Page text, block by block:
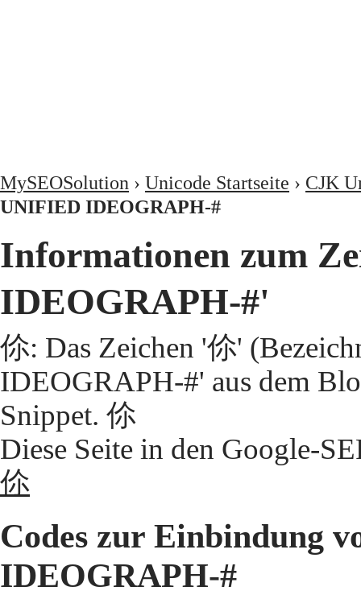
MySEOSolution › Unicode Startseite › CJK
UNIFIED IDEOGRAPH-#
Informationen zum
IDEOGRAPH-#'
伱: Das Zeichen '伱'
IDEOGRAPH-#' aus dem
Snippet. 伱
Diese Seite in den Google-
伱
Codes zur Einbindung
IDEOGRAPH-#